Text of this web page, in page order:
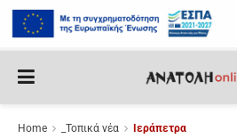
Home _Τοπικά νέα Ιεράπετρα